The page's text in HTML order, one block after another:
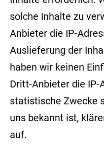
solche Inhalte zu
Anbieter die IP-
Auslieferung der
haben wir keinen
Dritt-Anbieter die IP-
statistische Zwecke
uns bekannt ist,
auf.